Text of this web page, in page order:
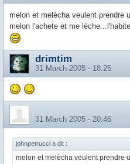
melon et melècha veulent prendre
melon l'achete et me lèche...l'habite
drimtim
31 March 2005 - 18:26
31 March 2005 - 20:46
johnpetrucci a dit :
melon et melècha veulent prendre